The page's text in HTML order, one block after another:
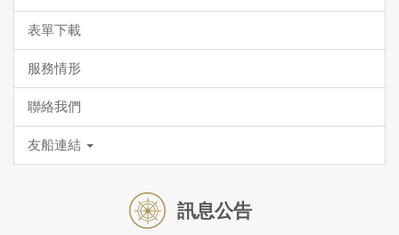
表單下載
服務情形
聯絡我們
友船連結
訊息公告